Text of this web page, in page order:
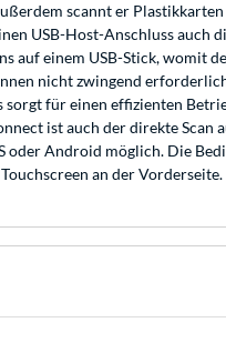
scannt er Plastikkarten
USB-Host-Anschluss auch
auf einem USB-Stick, womit
nicht zwingend
sorgt für einen effizienten
ist auch der direkte Scan
oder Android möglich. Die
an der Vorderseite.